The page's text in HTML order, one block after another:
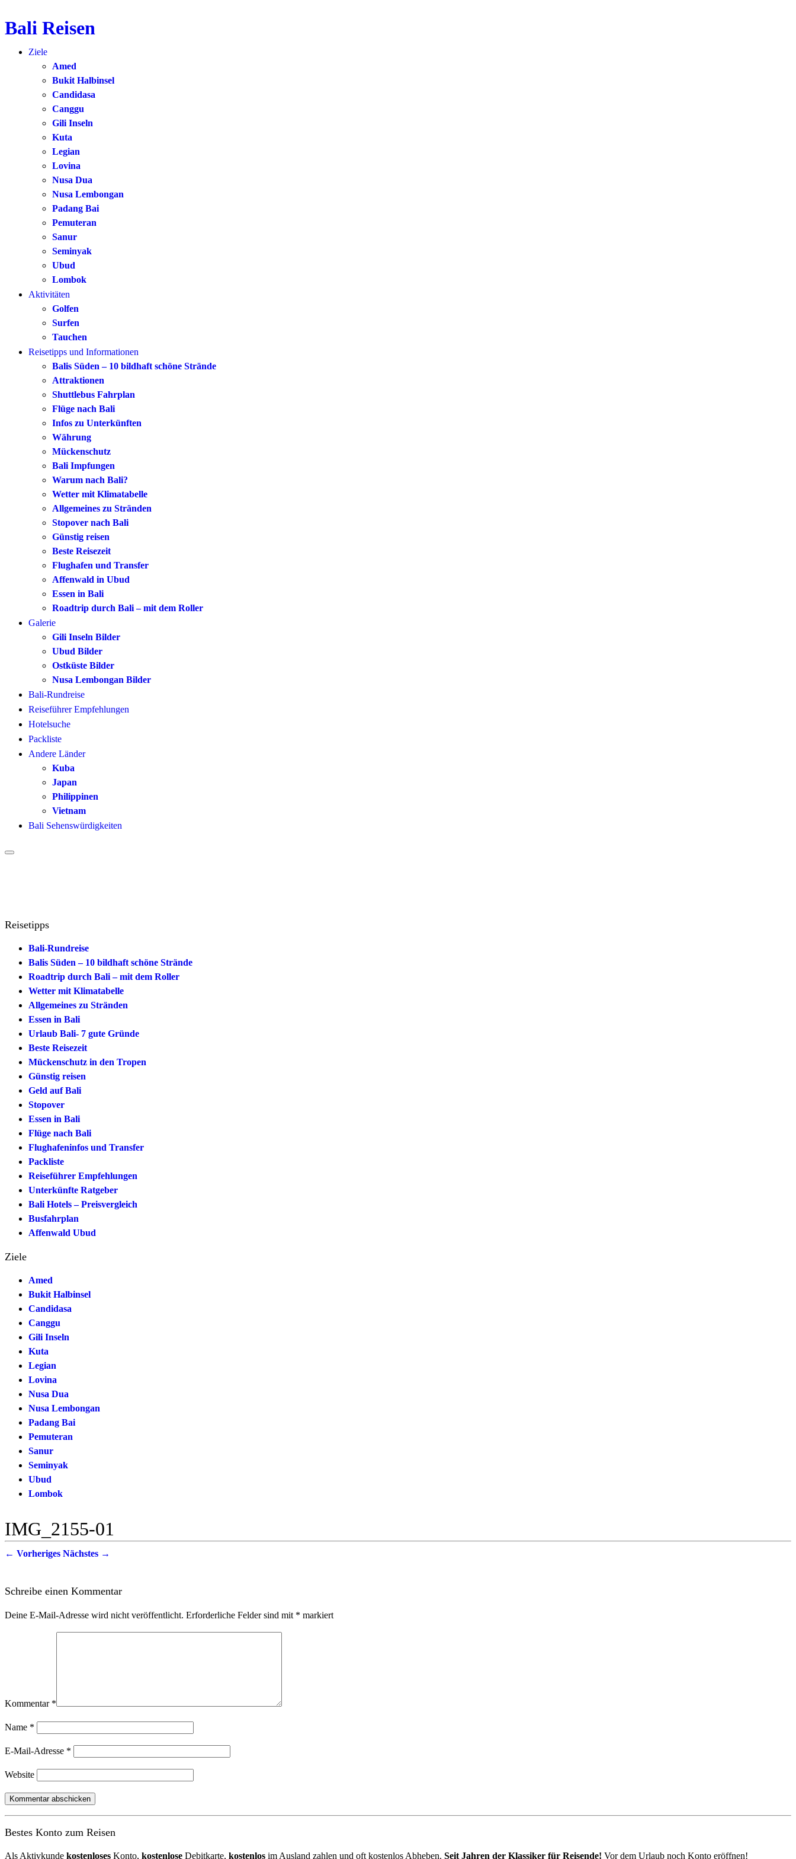
Zum
springen
Bali Reisen
Ziele
Amed
Bukit Halbinsel
Candidasa
Canggu
Gili Inseln
Kuta
Legian
Lovina
Nusa Dua
Nusa Lembongan
Padang Bai
Pemuteran
Sanur
Seminyak
Ubud
Lombok
Aktivitäten
Golfen
Surfen
Tauchen
Reisetipps und Informationen
Balis Süden – 10 bildhaft schöne Strände
Attraktionen
Shuttlebus Fahrplan
Flüge nach Bali
Infos zu Unterkünften
Währung
Mückenschutz
Bali Impfungen
Warum nach Bali?
Wetter mit Klimatabelle
Allgemeines zu Stränden
Stopover nach Bali
Günstig reisen
Beste Reisezeit
Flughafen und Transfer
Affenwald in Ubud
Essen in Bali
Roadtrip durch Bali – mit dem Roller
Galerie
Gili Inseln Bilder
Ubud Bilder
Ostküste Bilder
Nusa Lembongan Bilder
Bali-Rundreise
Reiseführer Empfehlungen
Hotelsuche
Packliste
Andere Länder
Kuba
Japan
Philippinen
Vietnam
Bali Sehenswürdigkeiten
Reisetipps
Bali-Rundreise
Balis Süden – 10 bildhaft schöne Strände
Roadtrip durch Bali – mit dem Roller
Wetter mit Klimatabelle
Allgemeines zu Stränden
Essen in Bali
Urlaub Bali- 7 gute Gründe
Beste Reisezeit
Mückenschutz in den Tropen
Günstig reisen
Geld auf Bali
Stopover
Essen in Bali
Flüge nach Bali
Flughafeninfos und Transfer
Packliste
Reiseführer Empfehlungen
Unterkünfte Ratgeber
Bali Hotels – Preisvergleich
Busfahrplan
Affenwald Ubud
Ziele
Amed
Bukit Halbinsel
Candidasa
Canggu
Gili Inseln
Kuta
Legian
Lovina
Nusa Dua
Nusa Lembongan
Padang Bai
Pemuteran
Sanur
Seminyak
Ubud
Lombok
IMG_2155-01
← Vorheriges Nächstes →
Schreibe einen Kommentar
Deine E-Mail-Adresse wird nicht veröffentlicht. Erforderliche Felder sind mit * markiert
Kommentar *
Name *
E-Mail-Adresse *
Website
Bestes Konto zum Reisen
Als Aktivkunde kostenloses Konto, kostenlose Debitkarte, kostenlos im Ausland zahlen und oft kostenlos Abheben. Seit Jahren der Klassiker für Reisende! Vor dem Urlaub noch Konto eröffnen!